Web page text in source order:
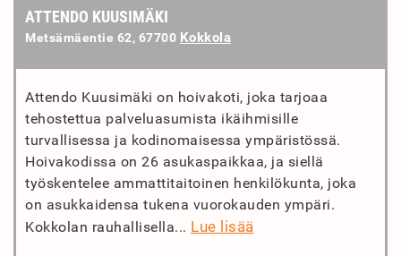
ATTENDO KUUSIMÄKI
Metsämäentie 62, 67700 Kokkola
Attendo Kuusimäki on hoivakoti, joka tarjoaa
tehostettua palveluasumista ikäihmisille
turvallisessa ja kodinomaisessa ympäristössä.
Hoivakodissa on 26 asukaspaikkaa, ja siellä
työskentelee ammattitaitoinen henkilökunta, joka
on asukkaidensa tukena vuorokauden ympäri.
Kokkolan rauhallisella... Lue lisää